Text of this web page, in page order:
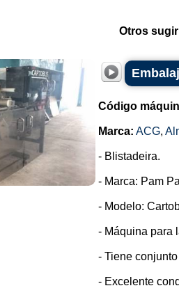
Otros
Código
Marca: ACG,
- Blistadeira.
- Marca: Pam
- Modelo:
- Máquina para
- Tiene
- Excelente